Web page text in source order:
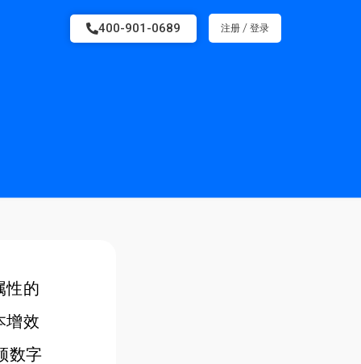
400-901-0689 注册 / 登录
性的
增效
数字